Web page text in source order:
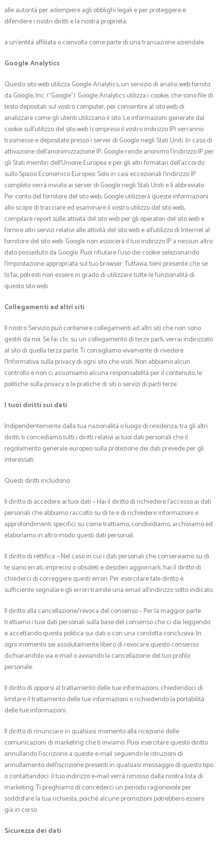
alle autorità per adempiere agli obblighi legali e per proteggere e
difendere i nostri diritti e la nostra proprietà;
a un’entità affiliata o coinvolta come parte di una transazione aziendale.
Google Analytics
Questo sito web utilizza Google Analytics, un servizio di analisi web fornito
da Google, Inc. (“Google”). Google Analytics utilizza i cookie, che sono file di
testo depositati sul vostro computer, per consentire al sito web di
analizzare come gli utenti utilizzano il sito. Le informazioni generate dal
cookie sull’utilizzo del sito web (compreso il vostro indirizzo IP) verranno
trasmesse e depositate presso i server di Google negli Stati Uniti. In caso di
attivazione dell’anonimizzazione IP, Google rende anonimo l’indirizzo IP per
gli Stati membri dell’Unione Europea e per gli altri firmatari dell’accordo
sullo Spazio Economico Europeo. Solo in casi eccezionali l’indirizzo IP
completo verrà inviato ai server di Google negli Stati Uniti e lì abbreviato.
Per conto del fornitore del sito web, Google utilizzerà queste informazioni
allo scopo di tracciare ed esaminare il vostro utilizzo del sito web,
compilare report sulle attività del sito web per gli operatori del sito web e
fornire altri servizi relativi alle attività del sito web e all’utilizzo di Internet al
fornitore del sito web. Google non assocerà il tuo indirizzo IP a nessun altro
dato posseduto da Google. Puoi rifiutare l’uso dei cookie selezionando
l’impostazione appropriata sul tuo browser. Tuttavia, tieni presente che se
lo fai, potresti non essere in grado di utilizzare tutte le funzionalità di
questo sito web.
Collegamenti ad altri siti
Il nostro Servizio può contenere collegamenti ad altri siti che non sono
gestiti da noi. Se fai clic su un collegamento di terze parti, verrai indirizzato
al sito di quella terza parte. Ti consigliamo vivamente di rivedere
l’Informativa sulla privacy di ogni sito che visiti. Non abbiamo alcun
controllo e non ci assumiamo alcuna responsabilità per il contenuto, le
politiche sulla privacy o le pratiche di siti o servizi di parti terze.
I tuoi diritti sui dati
Indipendentemente dalla tua nazionalità o luogo di residenza, tra gli altri
diritti, ti concediamo tutti i diritti relativi ai tuoi dati personali che il
regolamento generale europeo sulla protezione dei dati prevede per gli
interessati.
Questi diritti includono:
Il diritto di accedere ai tuoi dati – Hai il diritto di richiedere l’accesso ai dati
personali che abbiamo raccolto su di te e di richiedere informazioni e
approfondimenti specifici su come trattiamo, condividiamo, archiviamo ed
elaboriamo in altro modo questi dati personali.
Il diritto di rettifica – Nel caso in cui i dati personali che conserviamo su di
te siano errati, imprecisi o obsoleti e desideri aggiornarli, hai il diritto di
chiederci di correggere questi errori. Per esercitare tale diritto è
sufficiente segnalare gli errori tramite una email all’indirizzo sotto indicato.
Il diritto alla cancellazione/revoca del consenso – Per la maggior parte
trattiamo i tuoi dati personali sulla base del consenso che ci dai leggendo
e accettando questa politica sui dati o con una condotta conclusiva. In
ogni momento sei assolutamente libero di revocare questo consenso
dichiarandolo via e-mail o avviando la cancellazione del tuo profilo
personale.
Il diritto di opporsi al trattamento delle tue informazioni, chiedendoci di
limitare il trattamento delle tue informazioni o richiedendo la portabilità
delle tue informazioni.
Il diritto di rinunciare in qualsiasi momento alla ricezione delle
comunicazioni di marketing che ti inviamo. Puoi esercitare questo diritto
annullando l’iscrizione a queste e-mail seguendo le istruzioni di
annullamento dell’iscrizione presenti in qualsiasi messaggio di questo tipo
o contattandoci: il tuo indirizzo e-mail verrà rimosso dalla nostra lista di
marketing. Ti preghiamo di concederci un periodo ragionevole per
soddisfare la tua richiesta, poiché alcune promozioni potrebbero essere
già in corso.
Sicurezza dei dati